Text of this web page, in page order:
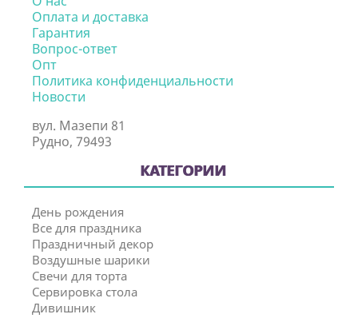
Оплата и доставка
Гарантия
Вопрос-ответ
Опт
Политика конфиденциальности
Новости
вул. Мазепи 81
Рудно, 79493
КАТЕГОРИИ
День рождения
Все для праздника
Праздничный декор
Воздушные шарики
Свечи для торта
Сервировка стола
Дивишник